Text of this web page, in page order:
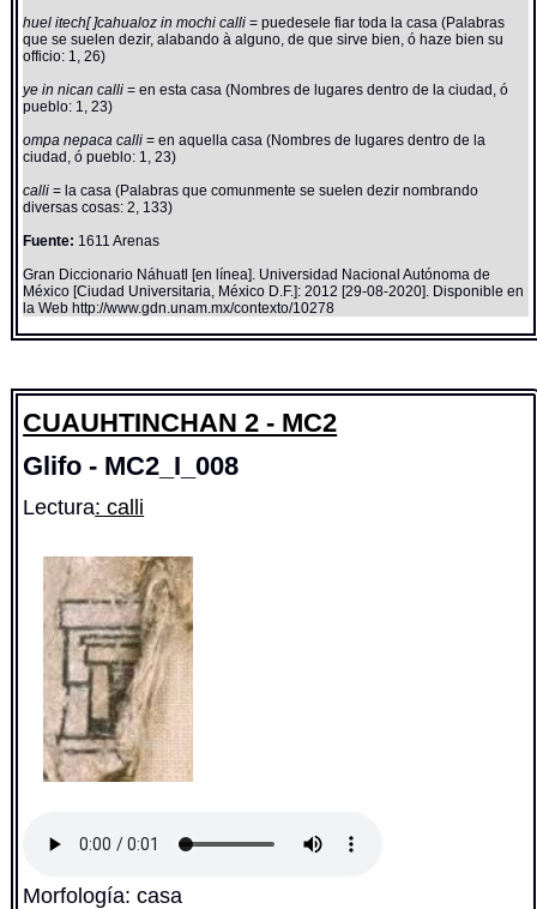
huel itech[ ]cahualoz in mochi calli= puedesele fiar toda la casa (Palabras
que se suelen dezir, alabando à alguno, de que sirve bien, ó haze bien su
officio: 1, 26)
ye in nican calli= en esta casa (Nombres de lugares dentro de la ciudad, ó
pueblo: 1, 23)
ompa nepaca calli= en aquella casa (Nombres de lugares dentro de la
ciudad, ó pueblo: 1, 23)
calli= la casa (Palabras que comunmente se suelen dezir nombrando
diversas cosas: 2, 133)
Fuente: 1611 Arenas
Gran Diccionario Náhuatl [en línea]. Universidad Nacional Autónoma de
México [Ciudad Universitaria, México D.F.]: 2012 [29-08-2020]. Disponible en
la Web http://www.gdn.unam.mx/contexto/10278
CUAUHTINCHAN 2 - MC2
Glifo - MC2_I_008
Lectura: calli
Morfología: casa